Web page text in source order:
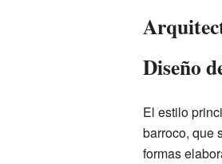
Diseño
El estilo
barroco, que
formas